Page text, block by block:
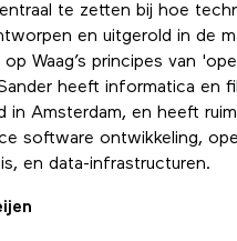
te zetten bij hoe
en uitgerold in de
Waag’s principes van
heeft informatica en
in Amsterdam, en heeft
software ontwikkeling,
en data-infrastructuren.